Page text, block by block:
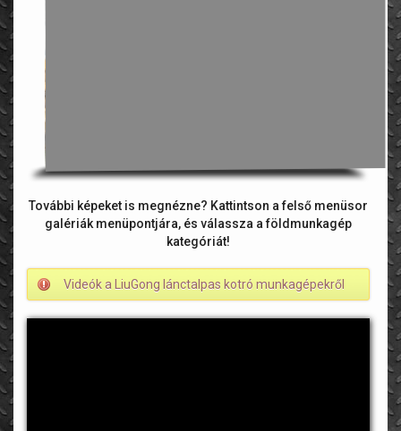
További képeket is megnézne? Kattintson a felső menüsor
galériák menüpontjára, és válassza a földmunkagép
kategóriát!
Videók a LiuGong lánctalpas kotró munkagépekről